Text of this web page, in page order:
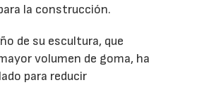
la construcción.
de su escultura, que
volumen de goma, ha
para reducir